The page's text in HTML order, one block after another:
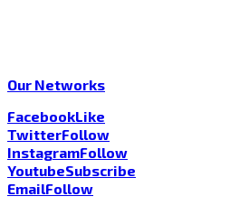
Our Networks
FacebookLike
TwitterFollow
InstagramFollow
YoutubeSubscribe
EmailFollow